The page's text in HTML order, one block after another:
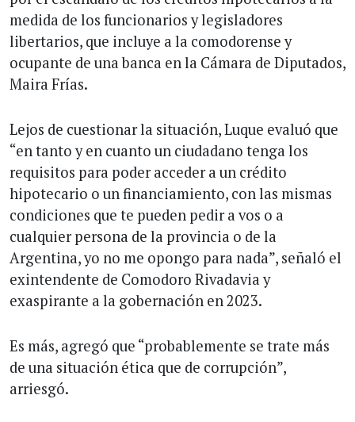
medida de los funcionarios y legisladores
libertarios, que incluye a la comodorense y
ocupante de una banca en la Cámara de Diputados,
Maira Frías.
Lejos de cuestionar la situación, Luque evaluó que
“en tanto y en cuanto un ciudadano tenga los
requisitos para poder acceder a un crédito
hipotecario o un financiamiento, con las mismas
condiciones que te pueden pedir a vos o a
cualquier persona de la provincia o de la
Argentina, yo no me opongo para nada”, señaló el
exintendente de Comodoro Rivadavia y
exaspirante a la gobernación en 2023.
Es más, agregó que “probablemente se trate más
de una situación ética que de corrupción”,
arriesgó.